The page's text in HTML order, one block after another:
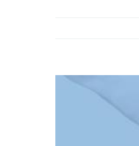
Voir